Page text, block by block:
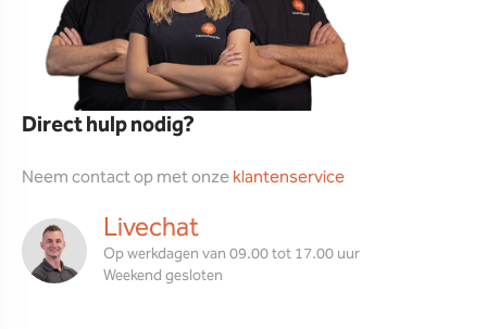
Direct hulp nodig?
Neem contact op met onzeklantenservice
Livechat
Op werkdagen van 09.00 tot 17.00 uur
Weekend gesloten